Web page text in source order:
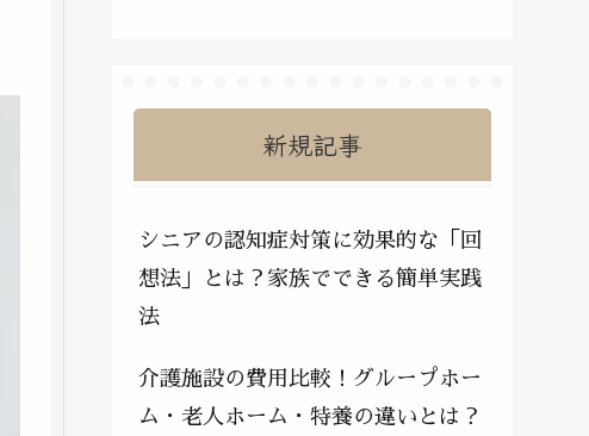
新規記事
シニアの認知症対策に効果的な「回
想法」とは？家族でできる簡単実践
法
介護施設の費用比較！グループホー
ム・老人ホーム・特養の違いとは？